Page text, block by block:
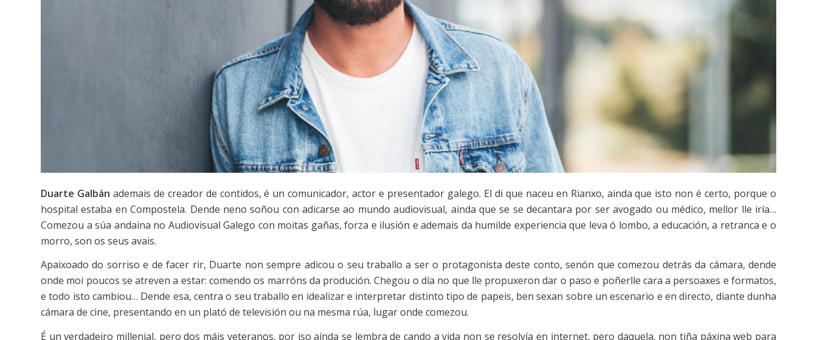
Duarte Galbán ademais de creador de contidos, é un comunicador, actor e presentador galego. El di que naceu en Rianxo, ainda que isto non é certo, porque o
hospital estaba en Compostela. Dende neno soñou con adicarse ao mundo audiovisual, ainda que se se decantara por ser avogado ou médico, mellor lle iría…
Comezou a súa andaina no Audiovisual Galego con moitas gañas, forza e ilusión e ademais da humilde experiencia que leva ó lombo, a educación, a retranca e o
morro, son os seus avais.
Apaixoado do sorriso e de facer rir, Duarte non sempre adicou o seu traballo a ser o protagonista deste conto, senón que comezou detrás da cámara, dende
onde moi poucos se atreven a estar: comendo os marróns da produción. Chegou o día no que lle propuxeron dar o paso e poñerlle cara a persoaxes e formatos,
e todo isto cambiou… Dende esa, centra o seu traballo en idealizar e interpretar distinto tipo de papeis, ben sexan sobre un escenario e en directo, diante dunha
cámara de cine, presentando en un plató de televisión ou na mesma rúa, lugar onde comezou.
É un verdadeiro millenial, pero dos máis veteranos, por iso aínda se lembra de cando a vida non se resolvía en internet, pero daquela, non tiña páxina web para